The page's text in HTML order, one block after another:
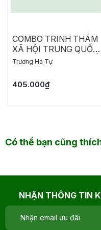
COMBO TRINH THÁM
XÃ HỘI TRUNG QUỐC:
MỘT HỌA SĨ CHẾT RỒI
LẠI - CHẾT LẦN HAI
Trương Hà Tự
405.000₫
Có thể bạn cũng
NHẬN THÔNG TIN